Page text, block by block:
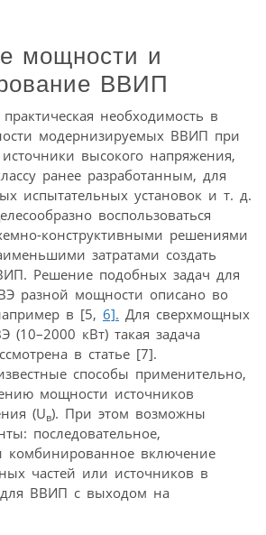
мощности и
ВВИП
необходимость в
модернизируемых ВВИП при
высокого напряжения,
ранее разработанным, для
испытательных установок и т. д.
воспользоваться
конструктивными решениями
затратами создать
Решение подобных задач для
разной мощности описано во
в [5, 6]. Для сверхмощных
(10–2000 кВт) такая задача
в статье [7].
способы применительно,
мощности источников
(Uв). При этом возможны
последовательное,
комбинированное включение
частей или источников в
ВВИП с выходом на